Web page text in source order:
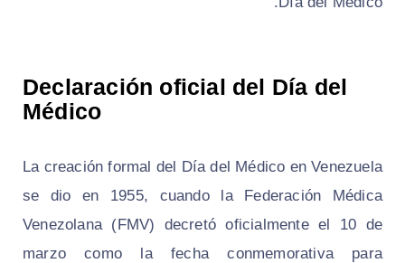
Declaración oficial del Día del
Médico
La creación formal del Día del Médico en Venezuela
se dio en 1955, cuando la Federación Médica
Venezolana (FMV) decretó oficialmente el 10 de
marzo como la fecha conmemorativa para